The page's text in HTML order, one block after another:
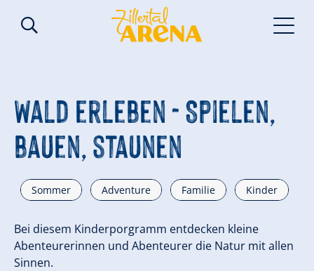
Wald erleben - Spielen,
bauen, staunen
Sommer Adventure Familie Kinder
Bei diesem Kinderporgramm entdecken kleine
Abenteurerinnen und Abenteurer die Natur mit allen
Sinnen.